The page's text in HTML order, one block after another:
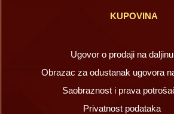
KUPOVINA
Ugovor o prodaji na daljinu
Obrazac za odustanak ugovora
Saobraznost i prava
Privatnost podataka